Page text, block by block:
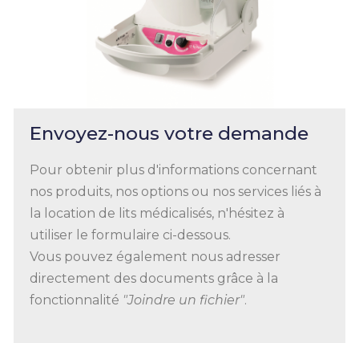
Envoyez-nous votre demande
Pour obtenir plus d'informations concernant
nos produits, nos options ou nos services liés à
la location de lits médicalisés, n'hésitez à
utiliser le formulaire ci-dessous.
Vous pouvez également nous adresser
directement des documents grâce à la
fonctionnalité "Joindre un fichier".